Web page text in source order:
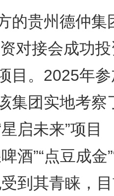
贵州德仲集
对接会成功
目。2025年
集团实地考察
启未来”项目
酒”“点豆成金
到其青睐，